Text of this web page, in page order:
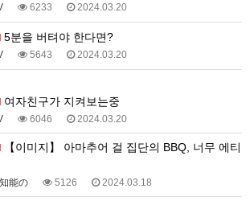
6233 2024.03.20
5분을 버텨야 한다면?
5643 2024.03.20
여자친구가 지켜보는중
6046 2024.03.20
能の 5126 2024.03.18